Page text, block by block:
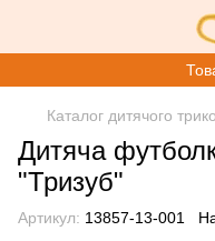
Каталог дитячого
Дитяча
"Тризуб"
Артикул: 13857-13-001